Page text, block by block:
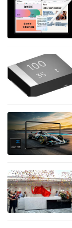
如果存在一个主
存储，同时也
统一存储给公司
公司的需求总是在
块或文件型的。
统一存储的下一
但是供应商并不
上增加的最新功
性能层级，以及
构之类的应用提